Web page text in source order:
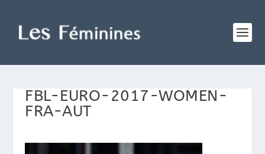
FBL-EURO-2017-WOMEN-
FRA-AUT